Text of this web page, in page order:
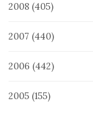
2008 (405)
2007 (440)
2006 (442)
2005 (155)